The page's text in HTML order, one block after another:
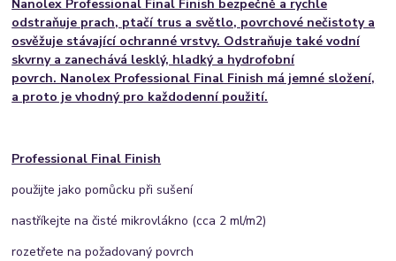
Nanolex Professional Final Finish bezpečně a rychle
odstraňuje prach, ptačí trus a světlo, povrchové nečistoty a
osvěžuje stávající ochranné vrstvy. Odstraňuje také vodní
skvrny a zanechává lesklý, hladký a hydrofobní
povrch. Nanolex Professional Final Finish má jemné složení,
a proto je vhodný pro každodenní použití.
Professional Final Finish
použijte jako pomůcku při sušení
nastříkejte na čisté mikrovlákno (cca 2 ml/m2)
rozetřete na požadovaný povrch